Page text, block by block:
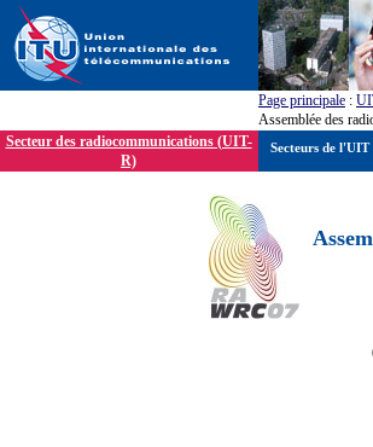
Page principale :
Assemblée des
Secteur des radiocommunications (UIT-
R)
Secteurs de l'UIT